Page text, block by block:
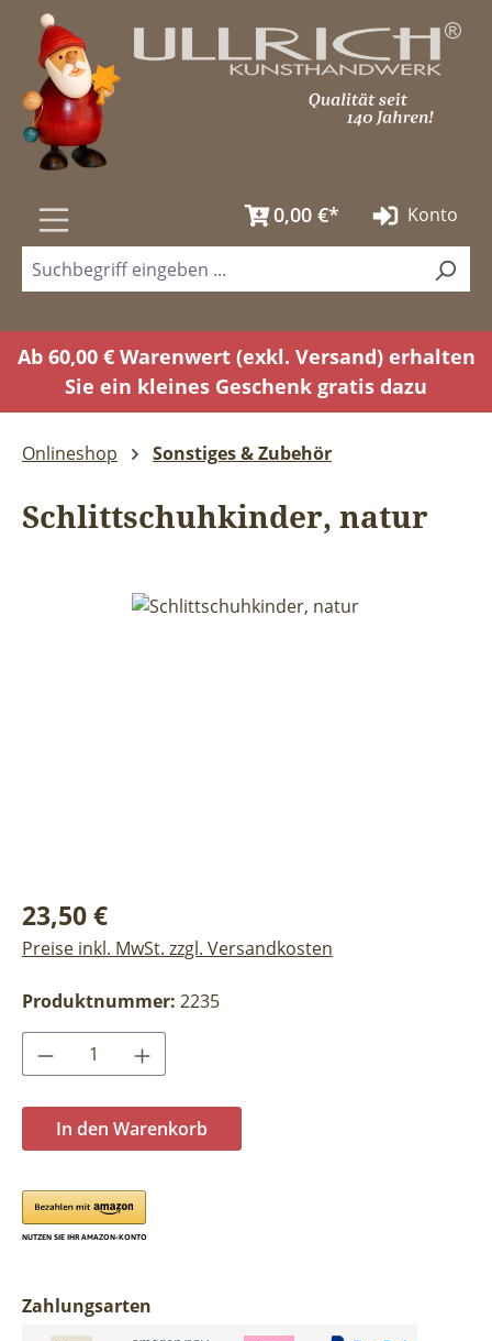
Zum Hauptinhalt springen
0,00 €* Konto
Ab 60,00 € Warenwert (exkl. Versand) erhalten
Sie ein kleines Geschenk gratis dazu
Onlineshop Sonstiges & Zubehör
Schlittschuhkinder, natur
Bildergalerie überspringen
Regulärer Preis:
23,50 €
Preise inkl. MwSt. zzgl. Versandkosten
Produktnummer: 2235
Produkt Anzahl: Gib den gewünschten
In den Warenkorb
Zahlungsarten